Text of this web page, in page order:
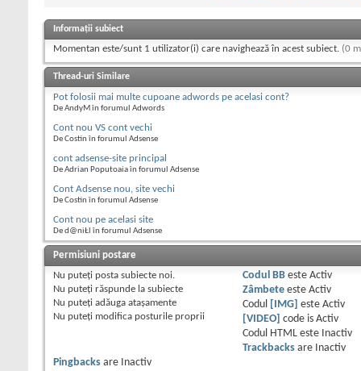
Informații subiect
Momentan este/sunt 1 utilizator(i) care navighează în acest subiect. (0
Thread-uri Similare
Pot folosii mai multe cupoane adwords pe acelasi cont?
De AndyM în forumul Adwords
Cont nou VS cont vechi
De Costin în forumul Adsense
cont adsense-site principal
De Adrian Poputoaia în forumul Adsense
Cont Adsense nou, site vechi
De Costin în forumul Adsense
Cont nou pe acelasi site
De d@niŁl în forumul Adsense
Permisiuni postare
Nu puteţi posta subiecte noi.
Nu puteţi răspunde la subiecte
Nu puteţi adăuga ataşamente
Nu puteţi modifica posturile proprii
Codul BBeste Activ
Zâmbeteeste Activ
Codul
[IMG] este Activ
[VIDEO]
code is Activ
Codul HTML este
Inactiv
Trackbacksare
Inactiv
Pingbacks are
Inactiv